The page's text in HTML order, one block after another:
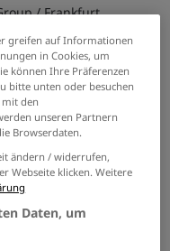
/ Frankfurt
w/d)
/ Telgte (bei
greifen auf Informationen
in Cookies, um
können Ihre Präferenzen
bitte unten oder besuchen
mit den
unseren Partnern
Browserdaten.
ändern / widerrufen,
Webseite klicken. Weitere
Daten, um